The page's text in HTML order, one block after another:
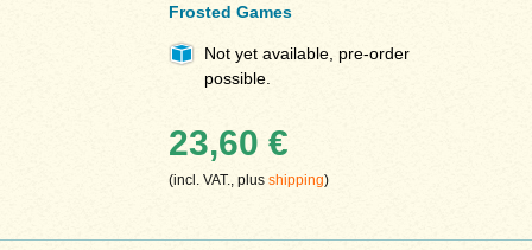
Frosted Games
Not yet available, pre-order
possible.
23,60 €
(incl. VAT., plusshipping)